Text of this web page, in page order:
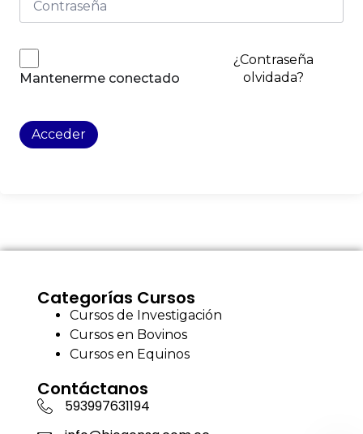
Mantenerme conectado
¿Contraseña
olvidada?
Acceder
Categorías Cursos
Cursos de Investigación
Cursos en Bovinos
Cursos en Equinos
Contáctanos
593997631194
$75,00 + ADD